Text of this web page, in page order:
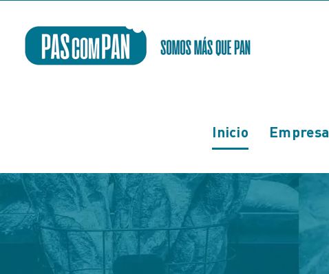
contenido
Inicio Empresa